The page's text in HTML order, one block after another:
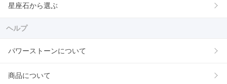
星座石から選ぶ
ヘルプ
パワーストーンについて
商品について